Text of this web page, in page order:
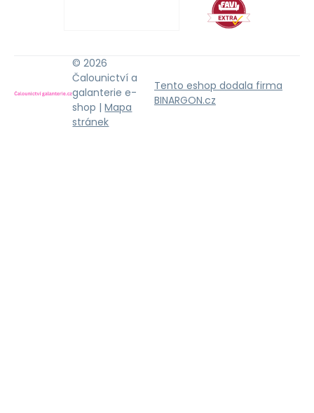
© 2026
Čalounictví a
galanterie e-
shop |Mapa
stránek
Tento eshop dodala firma
BINARGON.cz